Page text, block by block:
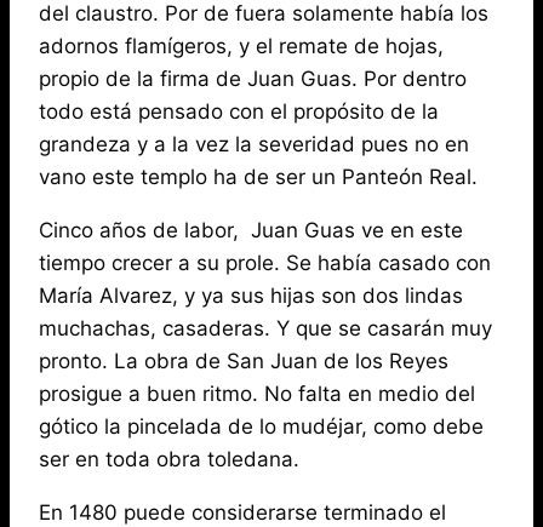
del claustro. Por de fuera solamente había los
adornos flamígeros, y el remate de hojas,
propio de la firma de Juan Guas. Por dentro
todo está pensado con el propósito de la
grandeza y a la vez la severidad pues no en
vano este templo ha de ser un Panteón Real.
Cinco años de labor, Juan Guas ve en este
tiempo crecer a su prole. Se había casado con
María Alvarez, y ya sus hijas son dos lindas
muchachas, casaderas. Y que se casarán muy
pronto. La obra de San Juan de los Reyes
prosigue a buen ritmo. No falta en medio del
gótico la pincelada de lo mudéjar, como debe
ser en toda obra toledana.
En 1480 puede considerarse terminado el